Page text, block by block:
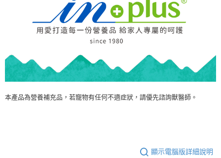
本產品為營養補充品，若寵物有任何不適症狀，請優先諮詢獸醫師。
顯示電腦版詳細說明